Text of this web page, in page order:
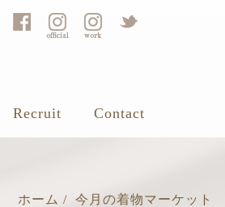
Recruit Contact
ホーム 今月の着物マーケット